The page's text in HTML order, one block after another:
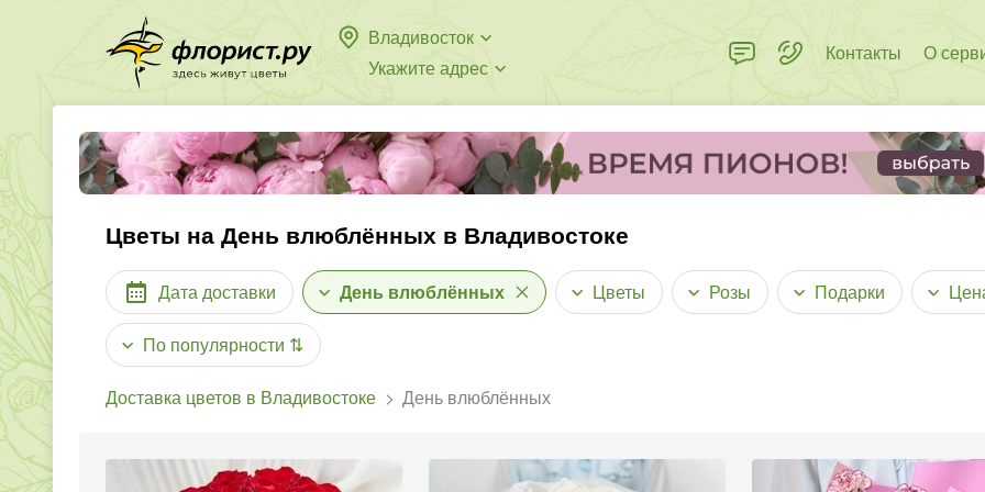
Владивосток
Укажите адрес
Контакты О
Цветы на День влюблённых в Владивостоке
Дата доставки День влюблённых Цветы Розы Подарки
По популярности ⇅
Доставка цветов в Владивостоке День влюблённых